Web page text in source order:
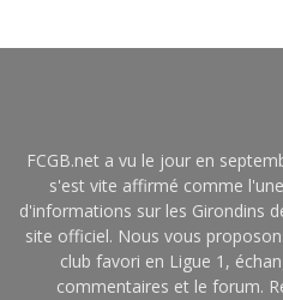
FCGB.net a vu le jour en
s'est vite affirmé comme
d'informations sur les Girondins
site officiel. Nous vous
club favori en Ligue 1,
commentaires et le forum.